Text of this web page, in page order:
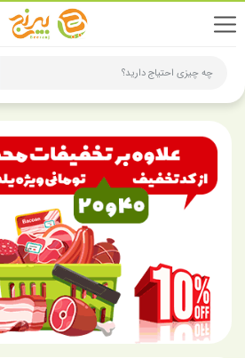
چه چیزی احتیاج دارید؟